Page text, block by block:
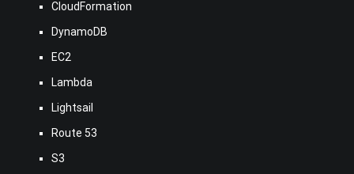
CloudFormation
DynamoDB
EC2
Lambda
Lightsail
Route 53
S3